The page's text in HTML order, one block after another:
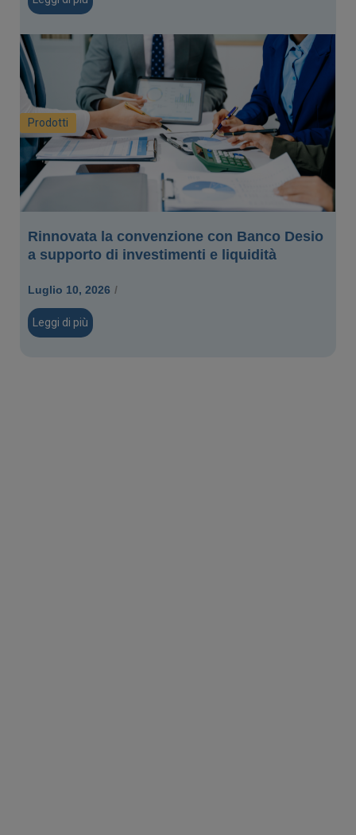
Prodotti
Rinnovata la convenzione con Banco Desio
a supporto di investimenti e liquidità
Luglio 10, 2026 /
Leggi di più